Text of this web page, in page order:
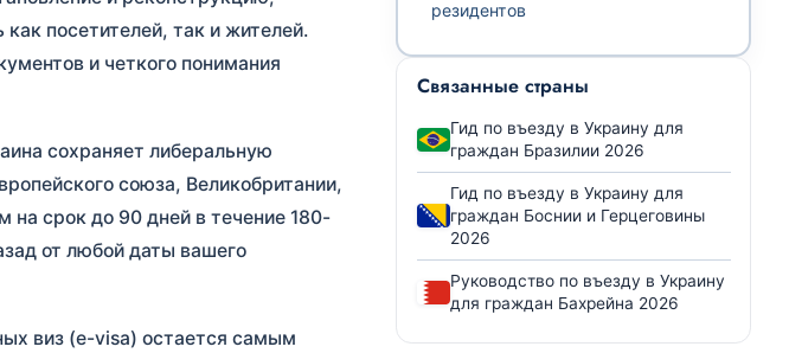
посетителей, так и жителей.
и четкого понимания
сохраняет либеральную
союза, Великобритании,
срок до 90 дней в течение 180-
от любой даты вашего
виз (e-visa) остается самым
резидентов
Связанные страны
Гид по въезду в Украину для
граждан Бразилии 2026
Гид по въезду в Украину для
граждан Боснии и Герцеговины
2026
Руководство по въезду в Украину
для граждан Бахрейна 2026